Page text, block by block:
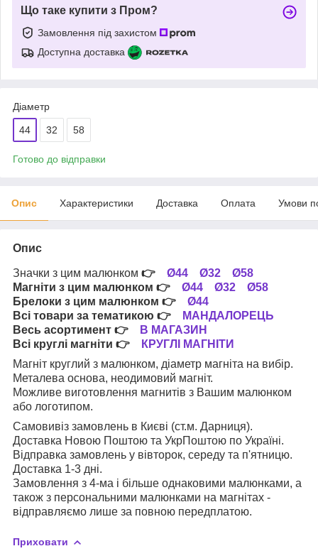
Що таке купити з Пром?
Замовлення під захистом
Доступна доставка
Діаметр
44 32 58
Готово до відправки
Опис Характеристики Доставка Оплата Умови
Опис
Значки з цим малюнком 👉 Ø44 Ø32
Ø58
Магніти з цим малюнком 👉 Ø44 Ø32
Ø58
Брелоки з цим малюнком 👉 Ø44
Всі товари за тематикою 👉
МАНДАЛОРЕЦЬ
Весь асортимент 👉
В МАГАЗИН
Всі круглі магніти 👉
КРУГЛІ МАГНІТИ
Магніт круглий з малюнком, діаметр магніта на вибір.
Металева основа, неодимовий магніт.
Можливе виготовлення магнитів з Вашим малюнком
або логотипом.
Самовивіз замовлень в Києві (ст.м. Дарниця).
Доставка Новою Поштою та УкрПоштою по Україні.
Відправка замовлень у вівторок, середу та п'ятницю.
Доставка 1-3 дні.
Замовлення з 4-ма і більше однаковими малюнками, а
також з персональними малюнками на магнітах -
відправляємо лише за повною передплатою.
Приховати